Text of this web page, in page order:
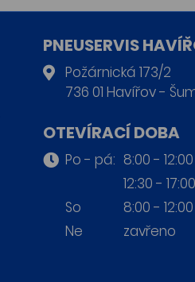
PNEUSERVIS
Požárnická 173/2
736 01 Havířov -
OTEVÍRACÍ DOBA
Po - pá: 8:00 - 12:00
12:30 - 17:00
So
8:00 - 12:00
Ne
zavřeno